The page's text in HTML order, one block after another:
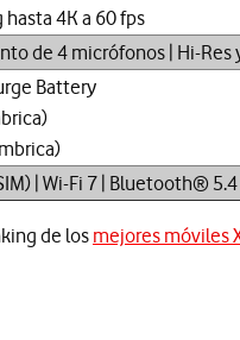
4K a 60 fps
de 4 micrófonos | Hi-
Battery
| Wi-Fi 7 | Bluetooth® 5.4
de losmejores móviles